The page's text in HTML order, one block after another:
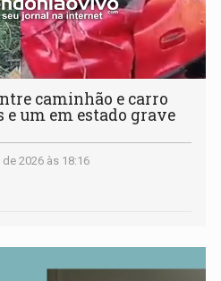
caminhão e carro
um em estado grave
2026 às 18:16